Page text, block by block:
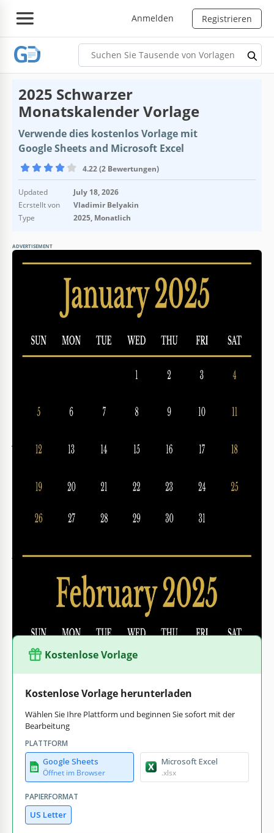
Anmelden Registrieren
2025 Schwarzer
Monatskalender Vorlage
Verwende dies kostenlos Vorlage mit
Google Sheets and Microsoft Excel
4.22 (2 Bewertungen)
Updated
July 18, 2026
Ecrstellt von
Vladimir Belyakin
Type
2025, Monatlich
ADVERTISEMENT
Vorlagenspezifikationen
Google Sheets, Microsoft Excel
Zuletzt aktualisiert
July 18, 2026
Hauptmerkmale dieser Vorlage
Über diese Vorlage
Die goldene Farbe sieht wirklich gut auf diesem monatlichen
jetzt herunterladen. Oder Sie können ihn in den Formaten
beispielsweise kleine Notizen am unteren Rand jeder Seite
machen oder Kreise um die wichtigsten Termine ziehen.
Kostenlose Vorlage
Kostenlose Vorlage herunterladen
Wählen Sie Ihre Plattform und beginnen Sie sofort mit der
Bearbeitung
PLATTFORM
Google Sheets
Öffnet im Browser
Microsoft Excel
.xlsx
PAPIERFORMAT
US Letter